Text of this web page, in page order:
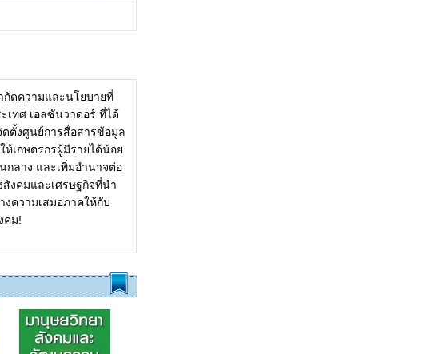
กัดความและนโยบายที่
เทศ เอลซันวาดอร์ ที่ได้
ดตั้งศูนย์การสื่อสารข้อมูล
เกษตรกรผู้มีรายได้น้อย
กลาง และเพิ่มอำนาจต่อ
งคมและเศรษฐกิจที่นำ
งความเสมอภาคให้กับ
คม!